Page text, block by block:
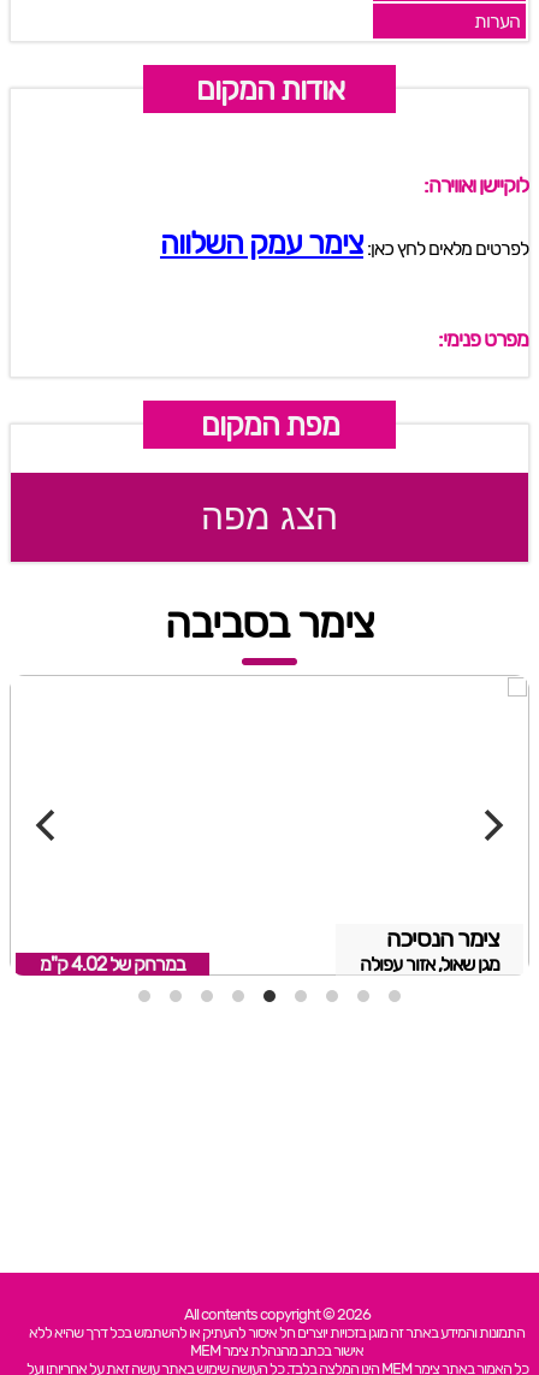
הערות
אודות המקום
לוקיישן ואווירה:
לפרטים מלאים לחץ כאן:צימר עמק השלווה
מפרט פנימי:
מפת המקום
הצג מפה
צימר בסביבה
צימר הנסיכה
מגן שאול, אזור עפולה במרחק של4.02 ק"מ
All contents copyright © 2026
התמונות והמידע באתר זה מוגן בזכויות יוצרים חל איסור להעתיק או להשתמש בכל דרך שהיא ללא
אישור בכתב מהנהלת צימר MEM
כל האמור באתר צימר MEM הינו המלצה בלבד. כל העושה שימוש באתר עושה זאת על אחריותו ועל